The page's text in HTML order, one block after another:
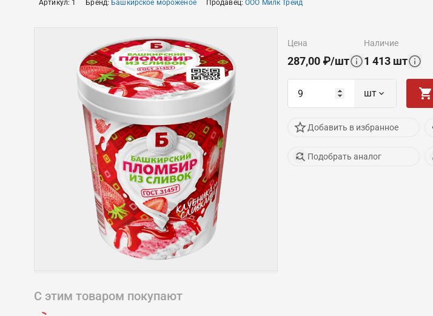
Артикул: 1 Бренд: Башкирское мороженое Продавец:ООО Милк Трейд
цена
287,00 ₽/шт
наличие
1 413 шт
шт
Добавить в избранное
Подобрать аналог
С этим товаром покупают